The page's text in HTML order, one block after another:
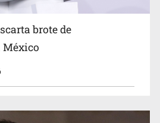
brote de